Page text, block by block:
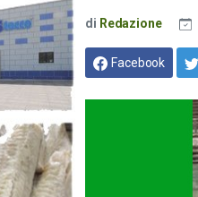
di Redazione
Facebook